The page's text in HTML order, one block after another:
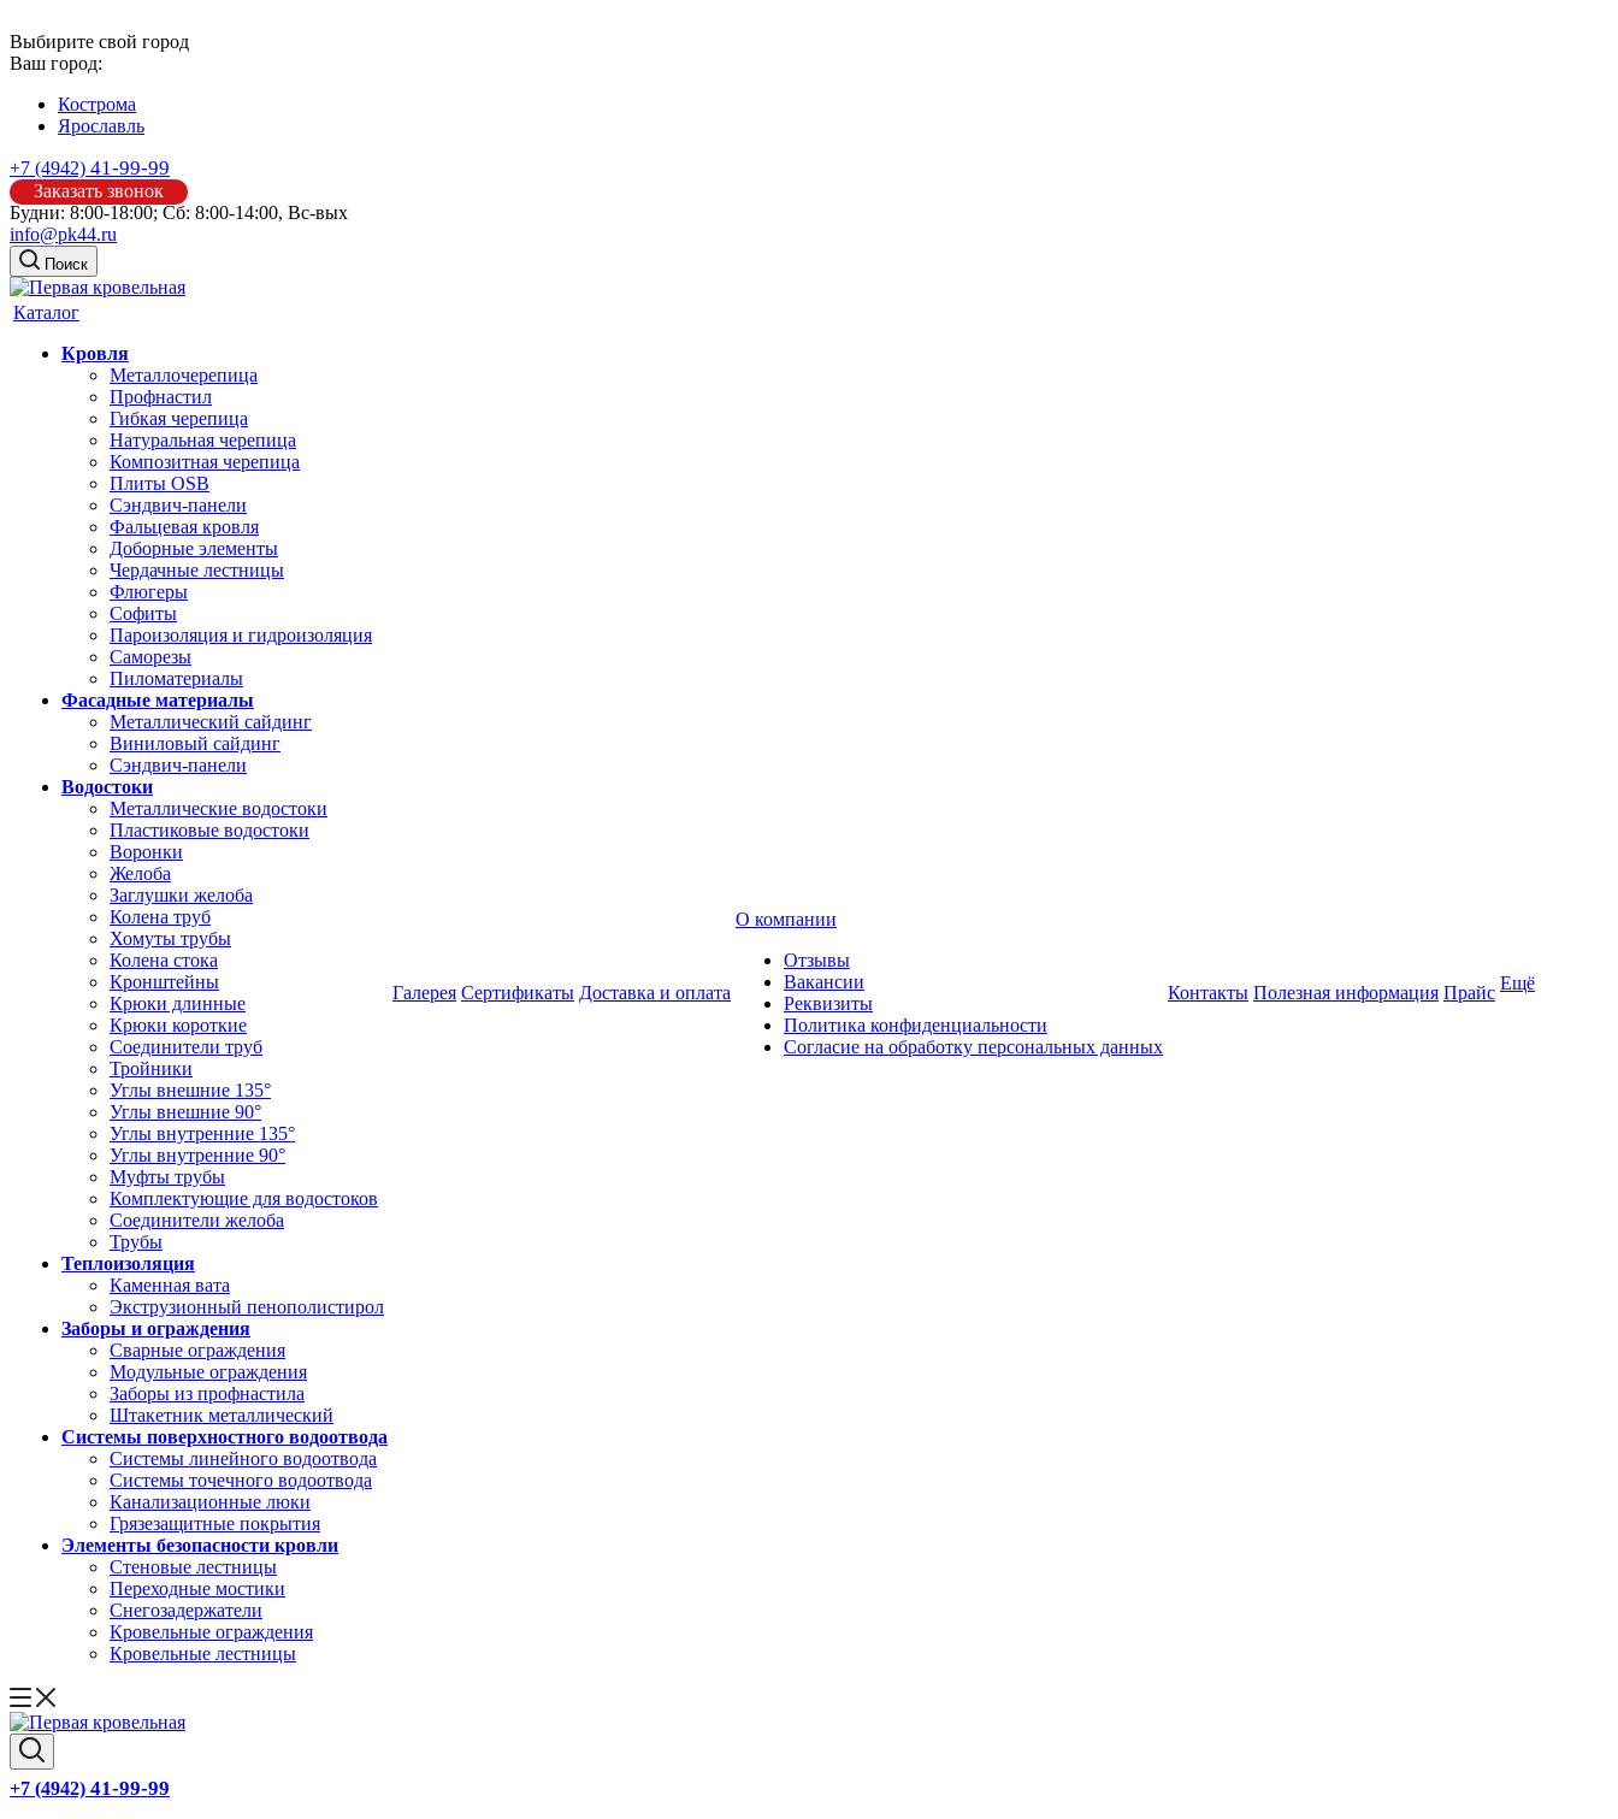
Выбирите свой город
Ваш город:
Кострома
Ярославль
+7 (4942) 41-99-99
Заказать звонок
Будни: 8:00-18:00; Сб: 8:00-14:00, Вс-вых
info@pk44.ru
Поиск
Каталог
Кровля
Металлочерепица
Профнастил
Гибкая черепица
Натуральная черепица
Композитная черепица
Плиты OSB
Сэндвич-панели
Фальцевая кровля
Доборные элементы
Чердачные лестницы
Флюгеры
Софиты
Пароизоляция и гидроизоляция
Саморезы
Пиломатериалы
Фасадные материалы
Металлический сайдинг
Виниловый сайдинг
Сэндвич-панели
Водостоки
Металлические водостоки
Пластиковые водостоки
Воронки
Желоба
Заглушки желоба
Колена труб
Хомуты трубы
Колена стока
Кронштейны
Крюки длинные
Крюки короткие
Соединители труб
Тройники
Углы внешние 135°
Углы внешние 90°
Углы внутренние 135°
Углы внутренние 90°
Муфты трубы
Комплектующие для водостоков
Соединители желоба
Трубы
Теплоизоляция
Каменная вата
Экструзионный пенополистирол
Заборы и ограждения
Сварные ограждения
Модульные ограждения
Заборы из профнастила
Штакетник металлический
Системы поверхностного водоотвода
Системы линейного водоотвода
Системы точечного водоотвода
Канализационные люки
Грязезащитные покрытия
Элементы безопасности кровли
Стеновые лестницы
Переходные мостики
Снегозадержатели
Кровельные ограждения
Кровельные лестницы
Галерея Сертификаты Доставка и оплата
О компании
Отзывы
Вакансии
Реквизиты
Политика конфиденциальности
Согласие на обработку персональных данных
Контакты Полезная информация Прайс Ещё
+7 (4942) 41-99-99